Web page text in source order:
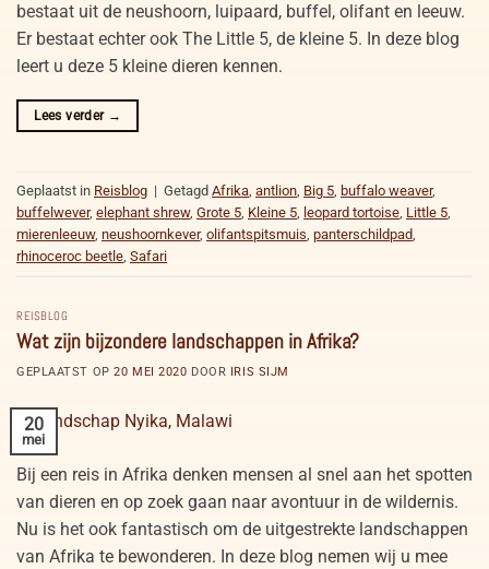
bestaat uit de neushoorn, luipaard, buffel, olifant en leeuw.
Er bestaat echter ook The Little 5, de kleine 5. In deze blog
leert u deze 5 kleine dieren kennen.
Lees verder →
Geplaatst in Reisblog | Getagd Afrika antlion Big 5 buffalo weaver,
buffelwever, elephant shrew, Grote 5 Kleine 5 leopard tortoise Little 5
mierenleeuw, neushoornkever, olifantspitsmuis panterschildpad
rhinoceroc beetle Safari
REISBLOG
Wat zijn bijzondere landschappen in Afrika?
GEPLAATST OP20 MEI 2020 DOOR IRIS SIJM
20
mei
Bij een reis in Afrika denken mensen al snel aan het spotten
van dieren en op zoek gaan naar avontuur in de wildernis.
Nu is het ook fantastisch om de uitgestrekte landschappen
van Afrika te bewonderen. In deze blog nemen wij u mee